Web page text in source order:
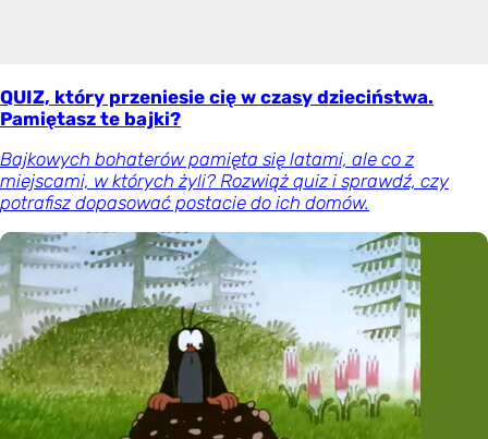
QUIZ, który przeniesie cię w czasy dzieciństwa.
Pamiętasz te bajki?
Bajkowych bohaterów pamięta się latami, ale co z
miejscami, w których żyli? Rozwiąż quiz i sprawdź, czy
potrafisz dopasować postacie do ich domów.